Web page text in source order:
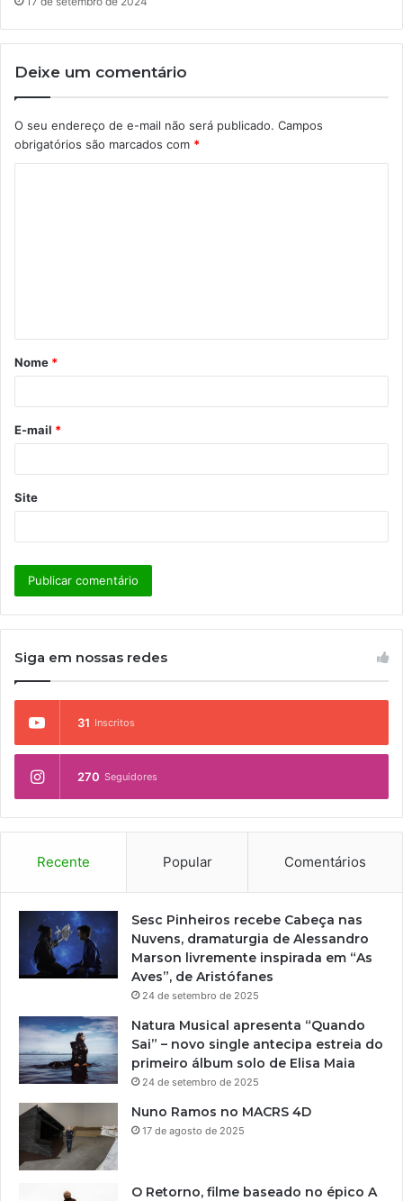
Deixe um comentário
O seu endereço de e-mail não será publicado. Campos
obrigatórios são marcados com *
á
r
*
Nome *
E-mail *
Site
Siga em nossas redes
31 Inscritos
270 Seguidores
Recente Popular Comentários
Sesc Pinheiros recebe Cabeça nas
Nuvens, dramaturgia de Alessandro
Marson livremente inspirada em “As
Aves”, de Aristófanes
24 de setembro de 2025
Natura Musical apresenta “Quando
Sai” – novo single antecipa estreia do
primeiro álbum solo de Elisa Maia
24 de setembro de 2025
Nuno Ramos no MACRS 4D
17 de agosto de 2025
O Retorno, filme baseado no épico A